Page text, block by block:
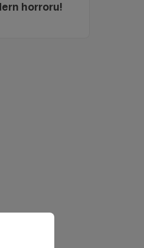
horroru!